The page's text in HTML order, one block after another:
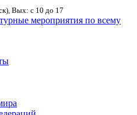
Вых: с 10 до 17
мероприятия по всему